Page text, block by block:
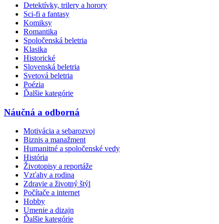
Detektívky, trilery a horory
Sci-fi a fantasy
Komiksy
Romantika
Spoločenská beletria
Klasika
Historické
Slovenská beletria
Svetová beletria
Poézia
Ďalšie kategórie
Náučná a odborná
Motivácia a sebarozvoj
Biznis a manažment
Humanitné a spoločenské vedy
História
Životopisy a reportáže
Vzťahy a rodina
Zdravie a životný štýl
Počítače a internet
Hobby
Umenie a dizajn
Ďalšie kategórie